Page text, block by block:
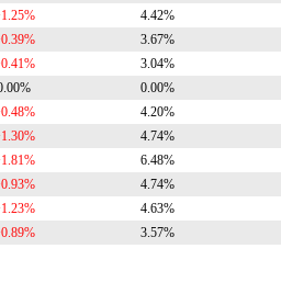
4.42%
3.67%
3.04%
0.00%
4.20%
4.74%
6.48%
4.74%
4.63%
3.57%